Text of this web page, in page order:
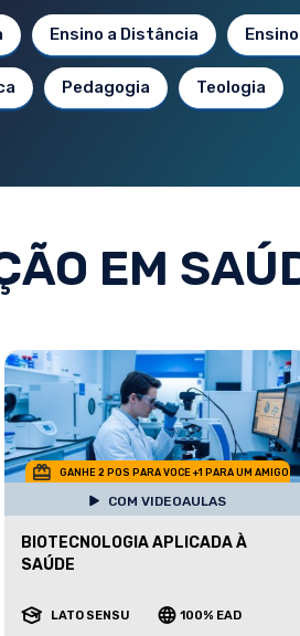
Ensino a Distância
Pedagogia Teologia
EM
GANHE 2 POS PARA VOCE +1 PARA UM AMIGO
COM VIDEOAULAS
BIOTECNOLOGIA APLICADA À
SAÚDE
LATO SENSU 100% EAD